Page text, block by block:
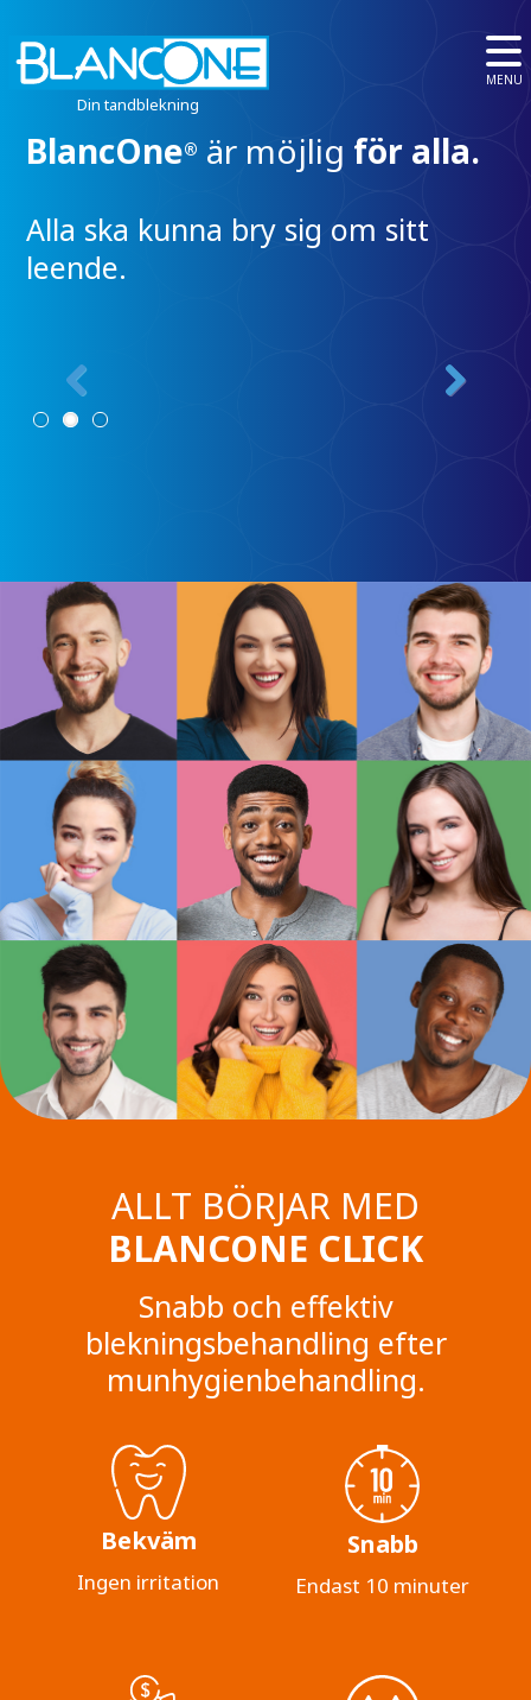
Din tandblekning
MENU
BlancOne® är möjlig för alla.
Alla ska kunna bry sig om sitt
leende.
ALLT BÖRJAR MED
BLANCONE CLICK
Snabb och effektiv
blekningsbehandling efter
munhygienbehandling.
Bekväm
Ingen irritation
Snabb
Endast 10 minuter